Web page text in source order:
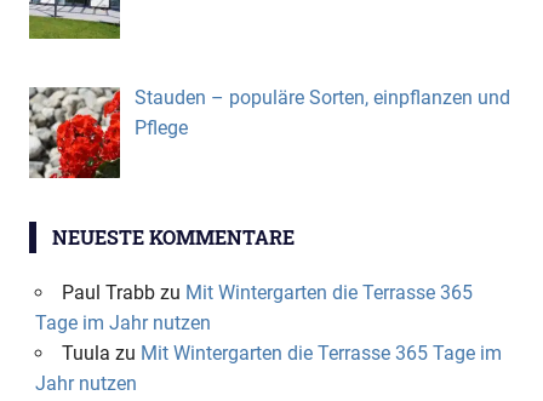
Stauden – populäre Sorten, einpflanzen und
Pflege
NEUESTE KOMMENTARE
Paul Trabbzu Mit Wintergarten die Terrasse 365
Tage im Jahr nutzen
Tuula zu Mit Wintergarten die Terrasse 365 Tage im
Jahr nutzen